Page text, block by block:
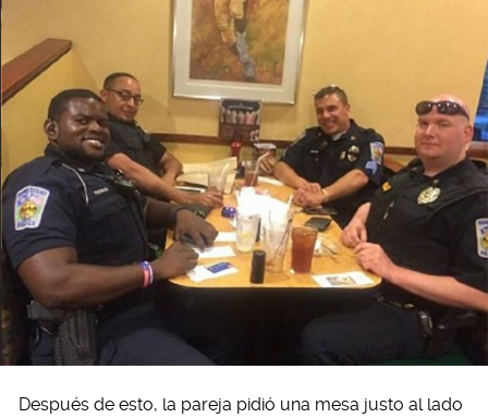
Después de esto, la pareja pidió una mesa justo al lado